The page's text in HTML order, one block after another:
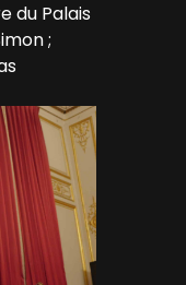
du Palais
;